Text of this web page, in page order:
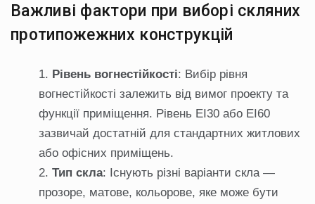
Важливі фактори при виборі скляних
протипожежних конструкцій
Рівень вогнестійкості: Вибір рівня
вогнестійкості залежить від вимог проекту та
функції приміщення. Рівень EI30 або EI60
зазвичай достатній для стандартних житлових
або офісних приміщень.
Тип скла: Існують різні варіанти скла —
прозоре, матове, кольорове, яке може бути